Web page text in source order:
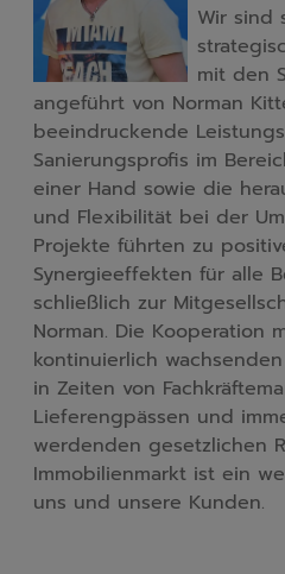
Wir sind
mit den
angeführt von Norman
beeindruckende
Sanierungsprofis im
einer Hand sowie die
und Flexibilität bei der
Projekte führten zu
Synergieeffekten für alle
schließlich zur
Norman. Die Kooperation
kontinuierlich
in Zeiten von
Lieferengpässen und
werdenden gesetzlichen
Immobilienmarkt ist ein
uns und unsere Kunden.